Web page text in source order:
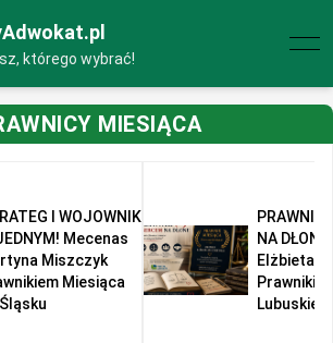
którego wybrać!
MIESIĄCA
I WOJOWNIK
Mecenas
Miszczyk
Miesiąca
PRAWNIK
NA
Elżbieta
Lubuskiem